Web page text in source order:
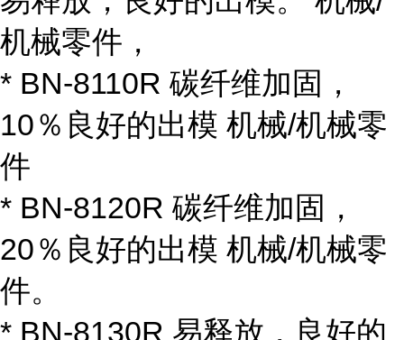
机械零件，
* BN-8110R 碳纤维加固，
10％良好的出模 机械/机械零
件
* BN-8120R 碳纤维加固，
20％良好的出模 机械/机械零
件。
* BN-8130R 易释放，良好的